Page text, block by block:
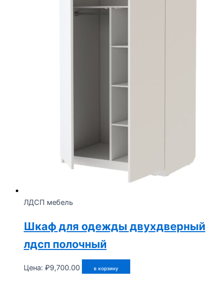
ЛДСП мебель
Шкаф для одежды двухдверный
лдсп полочный
Цена: ₽9,700.00 в корзину